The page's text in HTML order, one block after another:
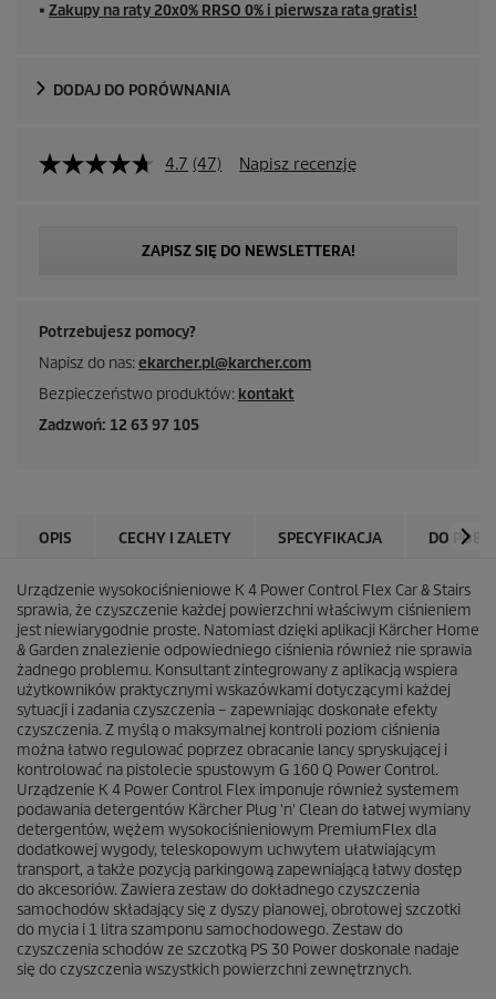
■ Zakupy na raty 20x0% RRSO 0% i pierwsza rata gratis!
DODAJ DO PORÓWNANIA
4.7 (47) Napisz recenzję
ZAPISZ SIĘ DO NEWSLETTERA!
Potrzebujesz pomocy?
Napisz do nas:ekarcher.pl@karcher.com
Bezpieczeństwo produktów: kontakt
Zadzwoń: 12 63 97 105
OPIS CECHY I ZALETY SPECYFIKACJA DO
Urządzenie wysokociśnieniowe K 4 Power Control Flex Car & Stairs
sprawia, że czyszczenie każdej powierzchni właściwym ciśnieniem
jest niewiarygodnie proste. Natomiast dzięki aplikacji Kärcher Home
& Garden znalezienie odpowiedniego ciśnienia również nie sprawia
żadnego problemu. Konsultant zintegrowany z aplikacją wspiera
użytkowników praktycznymi wskazówkami dotyczącymi każdej
sytuacji i zadania czyszczenia – zapewniając doskonałe efekty
czyszczenia. Z myślą o maksymalnej kontroli poziom ciśnienia
można łatwo regulować poprzez obracanie lancy spryskującej i
kontrolować na pistolecie spustowym G 160 Q Power Control.
Urządzenie K 4 Power Control Flex imponuje również systemem
podawania detergentów Kärcher Plug 'n' Cleando łatwej wymiany
detergentów, wężem wysokociśnieniowym PremiumFlex dla
dodatkowej wygody, teleskopowym uchwytem ułatwiającym
transport, a także pozycją parkingową zapewniającą łatwy dostęp
do akcesoriów. Zawiera zestaw do dokładnego czyszczenia
samochodów składający się z dyszy pianowej, obrotowej szczotki
do mycia i 1 litra szamponu samochodowego. Zestaw do
czyszczenia schodów ze szczotką PS 30 Power doskonale nadaje
się do czyszczenia wszystkich powierzchni zewnętrznych.